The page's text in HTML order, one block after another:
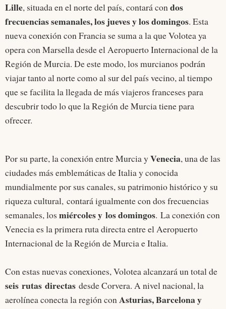
Lille, situada en el norte del país, contará condos
frecuencias semanales, los jueves y los domingos. Esta
nueva conexión con Francia se suma a la que Volotea ya
opera con Marsella desde el Aeropuerto Internacional de la
Región de Murcia. De este modo, los murcianos podrán
viajar tanto al norte como al sur del país vecino, al tiempo
que se facilita la llegada de más viajeros franceses para
descubrir todo lo que la Región de Murcia tiene para
ofrecer.
Por su parte, la conexión entre Murcia yVenecia, una de las
ciudades más emblemáticas de Italia y conocida
mundialmente por sus canales, su patrimonio histórico y su
riqueza cultural, contará igualmente con dos frecuencias
semanales, los miércoles y los domingos. La conexión con
Venecia es la primera ruta directa entre el Aeropuerto
Internacional de la Región de Murcia e Italia.
Con estas nuevas conexiones, Volotea alcanzará un total de
seis rutas directas desde Corvera. A nivel nacional, la
aerolínea conecta la región conAsturias, Barcelona y